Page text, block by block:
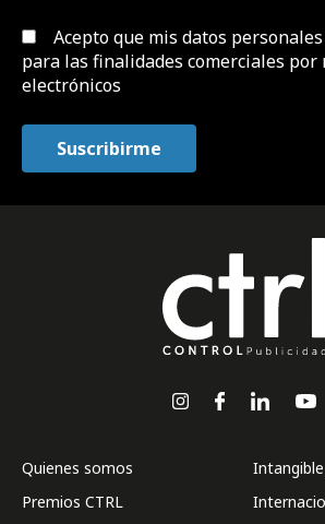
Acepto que mis datos
para las finalidades comerciales por
electrónicos
Quienes somos
Premios CTRL